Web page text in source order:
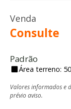
Venda
Consulte
Padrão
Área terreno:
Valores informados e
prévio aviso.